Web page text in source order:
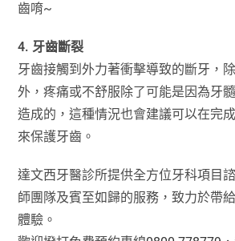
齒唷~
4. 牙齒斷裂
牙齒接觸到外力著衝擊導致的斷牙，
外，疼痛或不舒服除了可能是因為牙
造成的，這種情況也會建議可以在完
來保護牙齒。
達文西牙醫診所提供全方位牙科項目
師團隊及賓至如歸的服務，致力於帶
體驗。